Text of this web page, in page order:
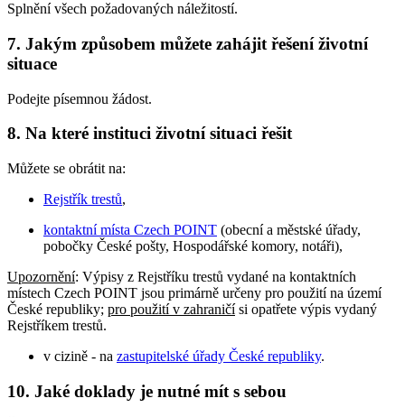
Splnění všech požadovaných náležitostí.
7. Jakým způsobem můžete zahájit řešení životní
situace
Podejte písemnou žádost.
8. Na které instituci životní situaci řešit
Můžete se obrátit na:
Rejstřík trestů,
kontaktní místa Czech POINT (obecní a městské úřady,
pobočky České pošty, Hospodářské komory, notáři),
Upozornění: Výpisy z Rejstříku trestů vydané na kontaktních
místech Czech POINT jsou primárně určeny pro použití na území
České republiky; pro použití v zahraničísi opatřete výpis vydaný
Rejstříkem trestů.
v cizině - na zastupitelské úřady České republiky.
10. Jaké doklady je nutné mít s sebou